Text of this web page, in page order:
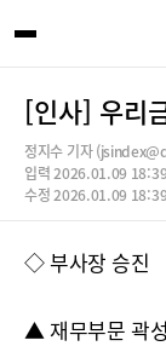
[인사] 우리
정지수 기자
입력 2026.01.09 18:39
수정 2026.01.09 18:39
◇ 부사장 승진
▲ 재무부문 곽